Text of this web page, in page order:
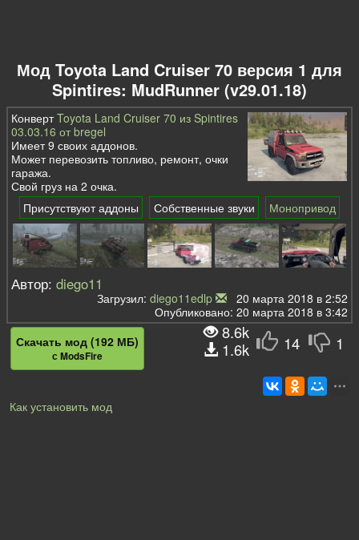
Мод Toyota Land Cruiser 70 версия 1 для
Spintires: MudRunner (v29.01.18)
КонвертToyota Land Cruiser 70 из Spintires
03.03.16 от bregel
Имеет 9 своих аддонов.
Может перевозить топливо, ремонт, очки
гаража.
Свой груз на 2 очка.
Присутствуют аддоны
Собственные звуки Монопривод
Автор:diego11
Загрузил: diego11edlp
20 марта 2018 в 2:52
Опубликовано: 20 марта 2018 в 3:42
14 1
Скачать мод (192 МБ)
с ModsFire
8.6k
1.6k
Как установить мод